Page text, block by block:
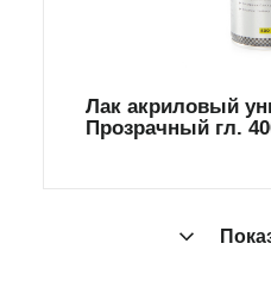
Лак акриловый
Прозрачный гл.